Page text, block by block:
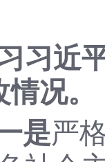
习近
情况。
是严